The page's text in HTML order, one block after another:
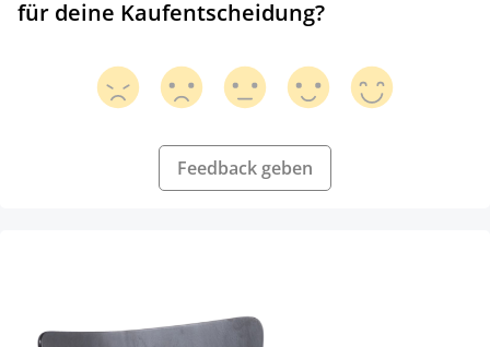
für deine Kaufentscheidung?
Feedback geben